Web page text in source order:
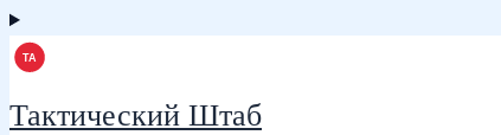
Тактический Штаб